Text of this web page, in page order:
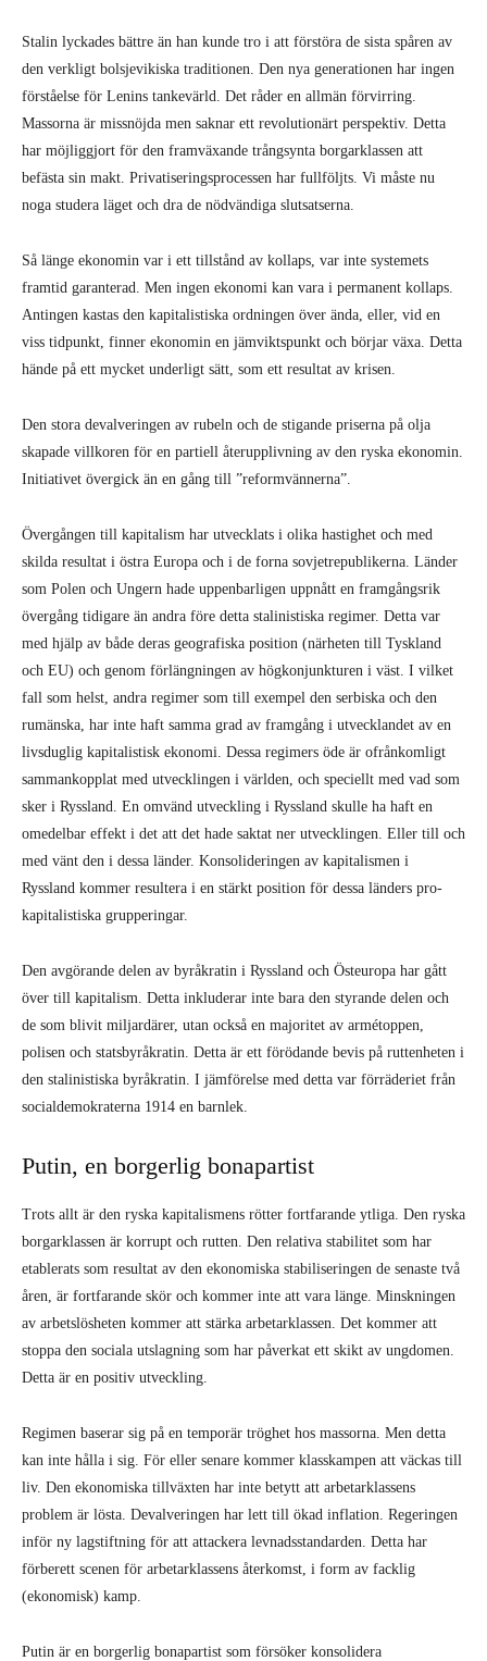
Stalin lyckades bättre än han kunde tro i att förstöra de sista spåren av
den verkligt bolsjevikiska traditionen. Den nya generationen har ingen
förståelse för Lenins tankevärld. Det råder en allmän förvirring.
Massorna är missnöjda men saknar ett revolutionärt perspektiv. Detta
har möjliggjort för den framväxande trångsynta borgarklassen att
befästa sin makt. Privatiseringsprocessen har fullföljts. Vi måste nu
noga studera läget och dra de nödvändiga slutsatserna.
Så länge ekonomin var i ett tillstånd av kollaps, var inte systemets
framtid garanterad. Men ingen ekonomi kan vara i permanent kollaps.
Antingen kastas den kapitalistiska ordningen över ända, eller, vid en
viss tidpunkt, finner ekonomin en jämviktspunkt och börjar växa. Detta
hände på ett mycket underligt sätt, som ett resultat av krisen.
Den stora devalveringen av rubeln och de stigande priserna på olja
skapade villkoren för en partiell återupplivning av den ryska ekonomin.
Initiativet övergick än en gång till ”reformvännerna”.
Övergången till kapitalism har utvecklats i olika hastighet och med
skilda resultat i östra Europa och i de forna sovjetrepublikerna. Länder
som Polen och Ungern hade uppenbarligen uppnått en framgångsrik
övergång tidigare än andra före detta stalinistiska regimer. Detta var
med hjälp av både deras geografiska position (närheten till Tyskland
och EU) och genom förlängningen av högkonjunkturen i väst. I vilket
fall som helst, andra regimer som till exempel den serbiska och den
rumänska, har inte haft samma grad av framgång i utvecklandet av en
livsduglig kapitalistisk ekonomi. Dessa regimers öde är ofrånkomligt
sammankopplat med utvecklingen i världen, och speciellt med vad som
sker i Ryssland. En omvänd utveckling i Ryssland skulle ha haft en
omedelbar effekt i det att det hade saktat ner utvecklingen. Eller till och
med vänt den i dessa länder. Konsolideringen av kapitalismen i
Ryssland kommer resultera i en stärkt position för dessa länders pro-
kapitalistiska grupperingar.
Den avgörande delen av byråkratin i Ryssland och Östeuropa har gått
över till kapitalism. Detta inkluderar inte bara den styrande delen och
de som blivit miljardärer, utan också en majoritet av armétoppen,
polisen och statsbyråkratin. Detta är ett förödande bevis på ruttenheten i
den stalinistiska byråkratin. I jämförelse med detta var förräderiet från
socialdemokraterna 1914 en barnlek.
Putin, en borgerlig bonapartist
Trots allt är den ryska kapitalismens rötter fortfarande ytliga. Den ryska
borgarklassen är korrupt och rutten. Den relativa stabilitet som har
etablerats som resultat av den ekonomiska stabiliseringen de senaste två
åren, är fortfarande skör och kommer inte att vara länge. Minskningen
av arbetslösheten kommer att stärka arbetarklassen. Det kommer att
stoppa den sociala utslagning som har påverkat ett skikt av ungdomen.
Detta är en positiv utveckling.
Regimen baserar sig på en temporär tröghet hos massorna. Men detta
kan inte hålla i sig. För eller senare kommer klasskampen att väckas till
liv. Den ekonomiska tillväxten har inte betytt att arbetarklassens
problem är lösta. Devalveringen har lett till ökad inflation. Regeringen
inför ny lagstiftning för att attackera levnadsstandarden. Detta har
förberett scenen för arbetarklassens återkomst, i form av facklig
(ekonomisk) kamp.
Putin är en borgerlig bonapartist som försöker konsolidera